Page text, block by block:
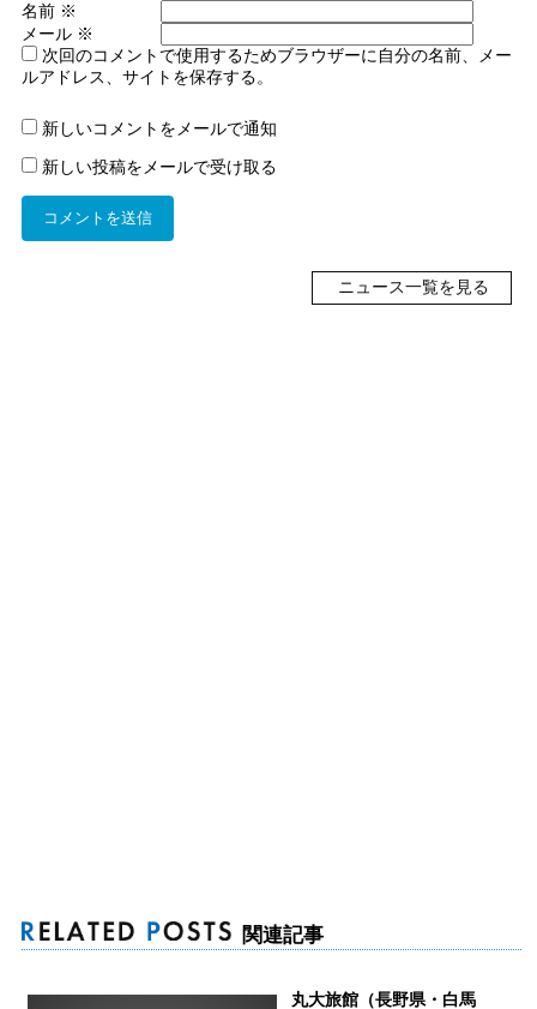
名前 ※
メール ※
次回のコメントで使用するためブラウザーに自分の名前、メー
ルアドレス、サイトを保存する。
新しいコメントをメールで通知
新しい投稿をメールで受け取る
ニュース一覧を見る
関連記事
丸大旅館（長野県・白馬